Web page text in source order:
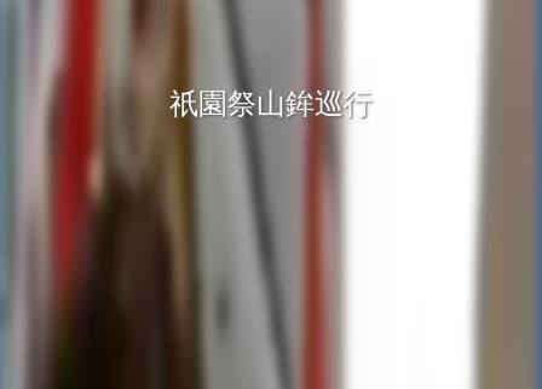
祇園祭山鉾巡行